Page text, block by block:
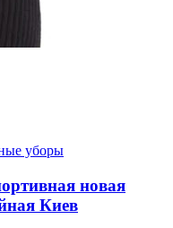
уборы
новая
Киев